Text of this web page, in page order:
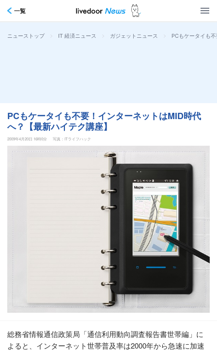
一覧
ニューストップ > IT 経済ニュース > ガジェットニュース > PCもケータイも
PCもケータイも不要！インターネットはMID時代
へ？【最新ハイテク講座】
2009年4月20日 16時0分 写真：ITライフハック
総務省情報通信政策局「通信利用動向調査報告書世帯編」に
よると、インターネット世帯普及率は2000年から急速に加速